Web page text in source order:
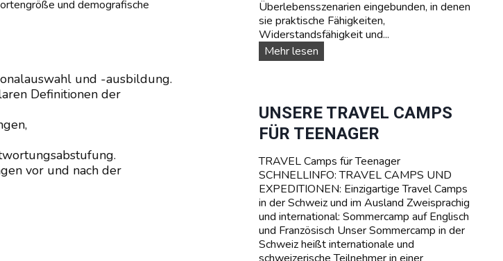
und demografische
und -ausbildung.
Definitionen der
vor und nach der
E
R
C
A
M
A
R
I
A
Überlebensszenarien eingebunden, in denen
sie praktische Fähigkeiten,
Widerstandsfähigkeit und...
Mehr lesenS
U
I
V
A
-
S
O
M
M
E
R
UNSERE TRAVEL CAMPS
FÜR TEENAGER
TRAVEL Camps für Teenager
SCHNELLINFO: TRAVEL CAMPS UND
EXPEDITIONEN: Einzigartige Travel Camps
in der Schweiz und im Ausland Zweisprachig
und international: Sommercamp auf Englisch
und Französisch Unser Sommercamp in der
Schweiz heißt internationale und